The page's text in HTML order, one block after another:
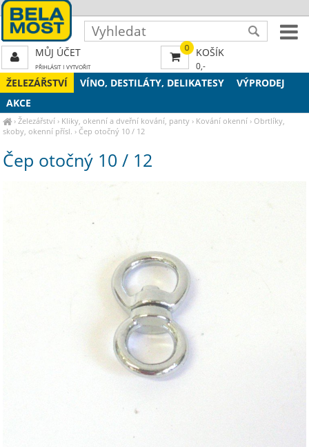
ŽELEZÁŘSTVÍ VÍNO, DESTILÁTY, DELIKATESY
VÝPRODEJ
AKCE
›Železářství › Kliky, okenní a dveřní kování, panty › Kování okenní › Obrtlíky,
skoby, okenní přísl. ›Čep otočný 10 / 12
Čep otočný 10 / 12
0 KOŠÍK
0,-
MŮJ ÚČET
PŘIHLÁSIT| VYTVOŘIT